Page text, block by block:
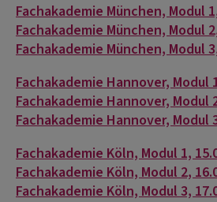
Fachakademie München, Modul
Fachakademie München, Modul
Fachakademie München, Modul
Fachakademie Hannover, Modul
Fachakademie Hannover, Modul
Fachakademie Hannover, Modul
Fachakademie Köln, Modul 1,
Fachakademie Köln, Modul 2,
Fachakademie Köln, Modul 3,